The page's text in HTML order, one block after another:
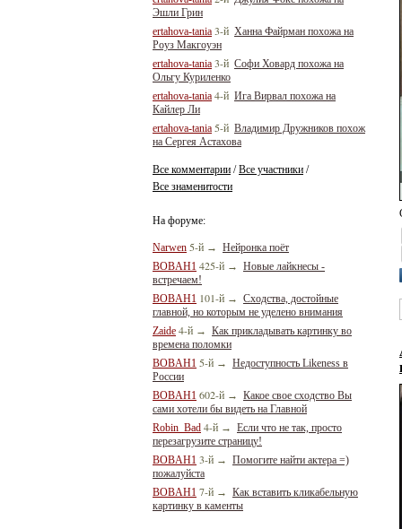
Эшли Грин
ertahova-tania 3-й Ханна Файрман похожа на
Роуз Макгоуэн
ertahova-tania 3-й Софи Ховард похожа на
Ольгу Куриленко
ertahova-tania 4-й Ига Вирвал похожа на
Кайлер Ли
ertahova-tania 5-й Владимир Дружников похож
на Сергея Астахова
Все комментарии /Все участники /
Все знаменитости
На форуме:
Narwen 5-й → Нейронка поёт
BOBAH1 425-й → Новые лайкнесы -
встречаем!
BOBAH1 101-й → Сходства, достойные
главной, но которым не уделено внимания
Zaide 4-й → Как прикладывать картинку во
времена поломки
BOBAH1 5-й → Недоступность Likeness в
России
BOBAH1 602-й → Какое свое сходство Вы
сами хотели бы видеть на Главной
Robin_Bad 4-й → Если что не так, просто
перезагрузите страницу!
BOBAH1 3-й → Помогите найти актера =)
пожалуйста
BOBAH1 7-й → Как вставить кликабельную
картинку в каменты